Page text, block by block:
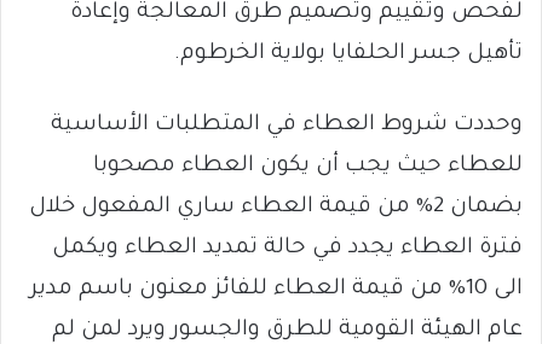
لفحص وتقييم وتصميم طرق المعالجة وإعادة
تأهيل جسر الحلفايا بولاية الخرطوم.
وحددت شروط العطاء في المتطلبات الأساسية
للعطاء حيث يجب أن يكون العطاء مصحوبا
بضمان 2% من قيمة العطاء ساري المفعول خلال
فترة العطاء يجدد في حالة تمديد العطاء ويكمل
الى 10% من قيمة العطاء للفائز معنون باسم مدير
عام الهيئة القومية للطرق والجسور ويرد لمن لم